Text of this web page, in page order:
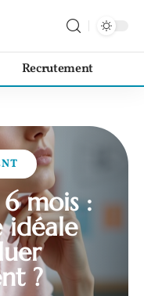
Recrutement
mois :
idéale
?